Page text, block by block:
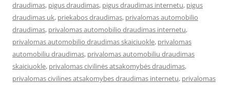
draudimas, pigus draudimas, pigus draudimas internetu, pigus
draudimas uk, priekabos draudimas, privalomas automobilio
draudimas, privalomas automobilio draudimas internetu,
privalomas automobilio draudimas skaiciuokle, privalomas
automobiliu draudimas, privalomas automobiliu draudimas
skaiciuokle, privalomas civilinės atsakomybės draudimas,
privalomas civilines atsakomybes draudimas internetu, privalomas